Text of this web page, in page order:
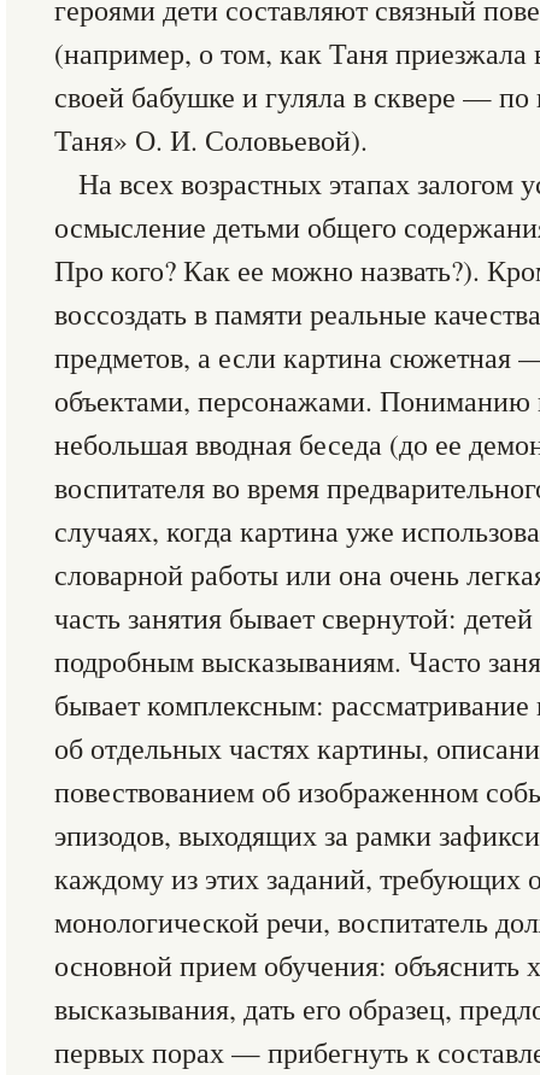
героями дети составляют связный
(например, о том, как Таня приезжала
своей бабушке и гуляла в сквере —
Таня» О. И. Соловьевой).
На всех возрастных этапах залогом
осмысление детьми общего
Про кого? Как ее можно назвать?).
воссоздать в памяти реальные
предметов, а если картина сюжетная
объектами, персонажами.
небольшая вводная беседа (до ее
воспитателя во время
случаях, когда картина уже
словарной работы или она очень
часть занятия бывает свернутой:
подробным высказываниям. Часто
бывает комплексным: рассматривание
об отдельных частях картины,
повествованием об изображенном
эпизодов, выходящих за рамки
каждому из этих заданий, требующих
монологической речи, воспитатель
основной прием обучения: объяснить
высказывания, дать его образец,
первых порах — прибегнуть к